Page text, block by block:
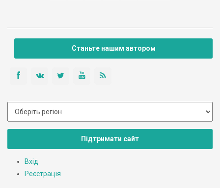
Станьте нашим автором
Підтримати сайт
Вхід
Реєстрація